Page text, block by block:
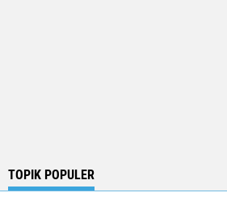
TOPIK POPULER